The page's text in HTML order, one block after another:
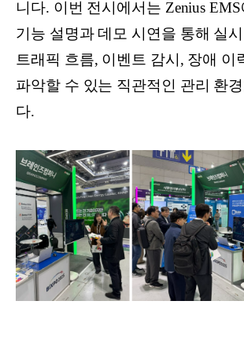
니다. 이번 전시에서는 Zenius
기능 설명과 데모 시연을 통해 실
트래픽 흐름, 이벤트 감시, 장애 이
파악할 수 있는 직관적인 관리 환
다.